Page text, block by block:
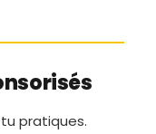
pratiques.